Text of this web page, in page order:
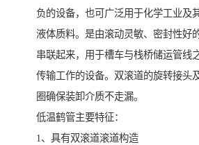
负的设备，也可广泛用于化学工业及
液体质料。是由滚动灵敏、密封性好
串联起来，用于槽车与栈桥储运管线
传输工作的设备。双滚道的旋转接头
圈确保装卸介质不走漏。
低温鹤管主要特征：
1、具有双滚道滚道构造